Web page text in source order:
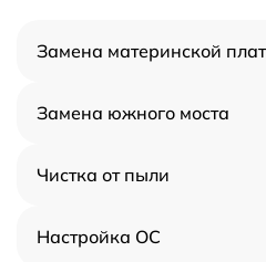
Замена материнской
Замена южного моста
Чистка от пыли
Настройка ОС